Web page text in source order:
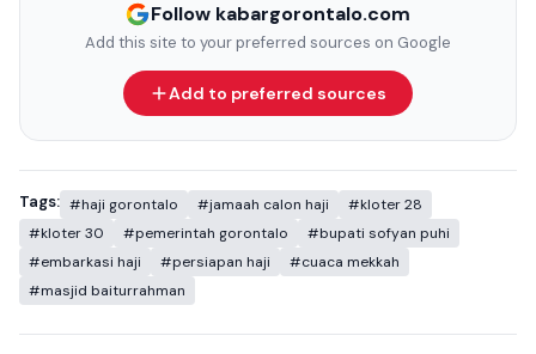
Follow kabargorontalo.com
Add this site to your preferred sources on Google
Add to preferred sources
Tags: #haji gorontalo #jamaah calon haji
#kloter 28
#kloter 30
#pemerintah gorontalo
#bupati sofyan puhi
#embarkasi haji
#persiapan haji
#cuaca mekkah
#masjid baiturrahman